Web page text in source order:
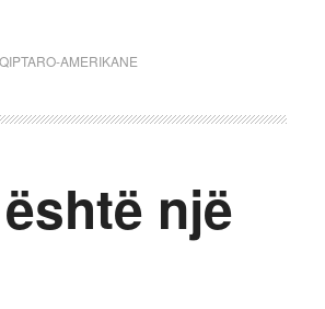
AMERIKANE
një